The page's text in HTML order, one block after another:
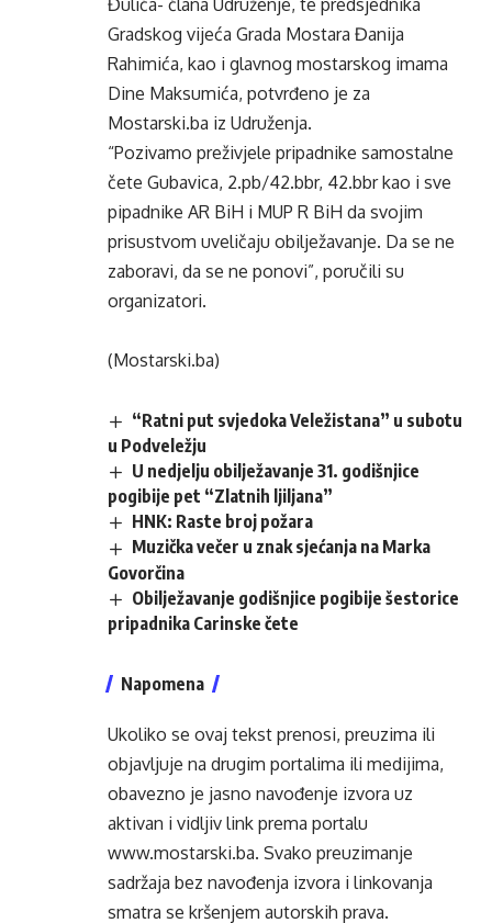
Đulića- člana Udruženje, te predsjednika
Gradskog vijeća Grada Mostara Đanija
Rahimića, kao i glavnog mostarskog imama
Dine Maksumića, potvrđeno je za
Mostarski.ba iz Udruženja.
“Pozivamo preživjele pripadnike samostalne
čete Gubavica, 2.pb/42.bbr, 42.bbr kao i sve
pipadnike AR BiH i MUP R BiH da svojim
prisustvom uveličaju obilježavanje. Da se ne
zaboravi, da se ne ponovi”, poručili su
organizatori.
(Mostarski.ba)
“Ratni put svjedoka Veležistana” u subotu
u Podveležju
U nedjelju obilježavanje 31. godišnjice
pogibije pet “Zlatnih ljiljana”
HNK: Raste broj požara
Muzička večer u znak sjećanja na Marka
Govorčina
Obilježavanje godišnjice pogibije šestorice
pripadnika Carinske čete
Napomena
Ukoliko se ovaj tekst prenosi, preuzima ili
objavljuje na drugim portalima ili medijima,
obavezno je jasno navođenje izvora uz
aktivan i vidljiv link prema portalu
www.mostarski.ba. Svako preuzimanje
sadržaja bez navođenja izvora i linkovanja
smatra se kršenjem autorskih prava.